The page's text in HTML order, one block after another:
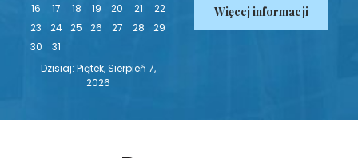
16
17 18 19 20 21
22
23
24 25 26 27 28
29
30
31
Dzisiaj: Piątek, Sierpień 7,
2026
Więcej informacji